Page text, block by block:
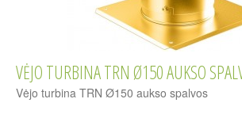
VĖJO TURBINA TRN Ø150 AUKSO
Vėjo turbina TRN Ø150 aukso spalvos